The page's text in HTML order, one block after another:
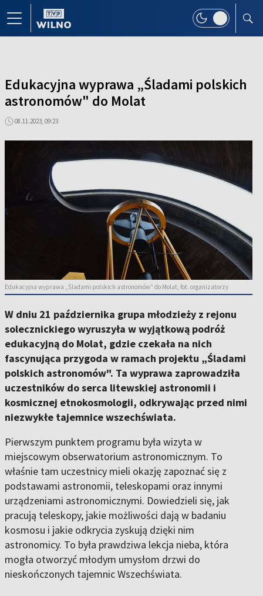
Edukacyjna wyprawa „Śladami polskich
astronomów" do Molat
08.11.2023, 09:23
Edukacyjna wyprawa „Śladami polskich astronomów" do Molat, fot. organizatorzy
W dniu 21 października grupa młodzieży z rejonu
solecznickiego wyruszyła w wyjątkową podróż
edukacyjną do Molat, gdzie czekała na nich
fascynująca przygoda w ramach projektu „Śladami
polskich astronomów". Ta wyprawa zaprowadziła
uczestników do serca litewskiej astronomii i
kosmicznej etnokosmologii, odkrywając przed nimi
niezwykłe tajemnice wszechświata.
Pierwszym punktem programu była wizyta w
miejscowym obserwatorium astronomicznym. To
właśnie tam uczestnicy mieli okazję zapoznać się z
podstawami astronomii, teleskopami oraz innymi
urządzeniami astronomicznymi. Dowiedzieli się, jak
pracują teleskopy, jakie możliwości dają w badaniu
kosmosu i jakie odkrycia zyskują dzięki nim
astronomicy. To była prawdziwa lekcja nieba, która
mogła otworzyć młodym umysłom drzwi do
nieskończonych tajemnic Wszechświata.